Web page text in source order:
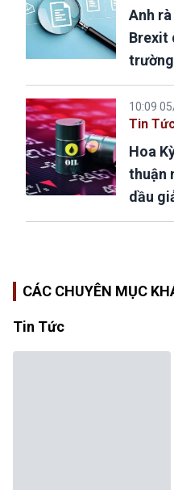
Anh
Brexit
trường
10:09
Tin
Hoa
thuận
dầu
CÁC CHUYÊN MỤC
Tin Tức